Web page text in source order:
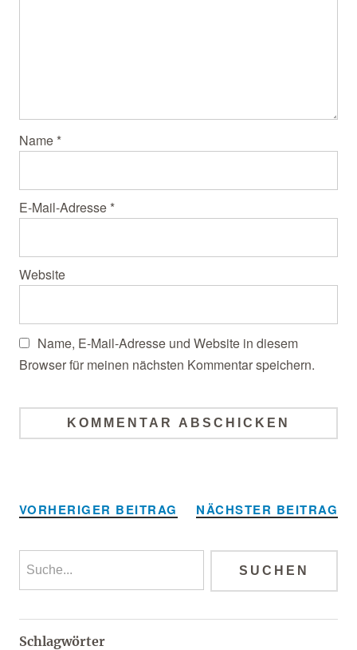
Name *
E-Mail-Adresse *
Website
Name, E-Mail-Adresse und Website in diesem
Browser für meinen nächsten Kommentar speichern.
VORHERIGER BEITRAG NÄCHSTER BEITRAG
Schlagwörter